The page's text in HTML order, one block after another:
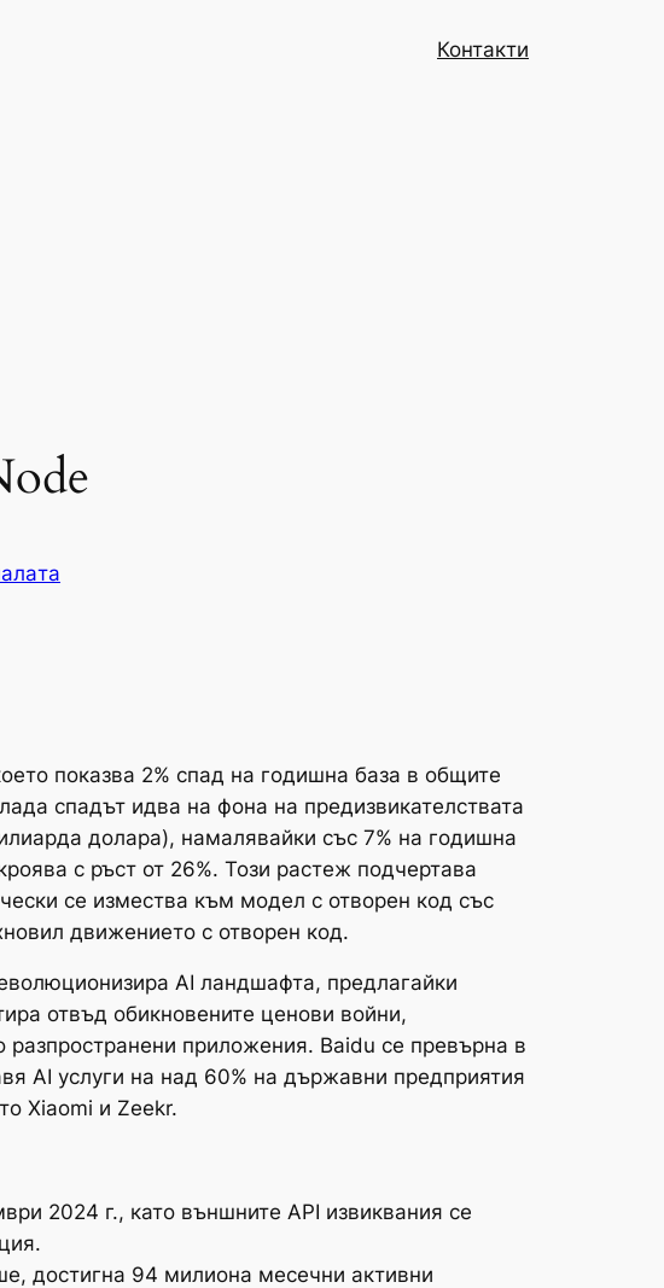
Контакти
показва 2% спад на годишна база в общите
спадът идва на фона на предизвикателствата
долара), намалявайки със 7% на годишна
с ръст от 26%. Този растеж подчертава
се измества към модел с отворен код със
движението с отворен код.
AI ландшафта, предлагайки
отвъд обикновените ценови войни,
приложения. Baidu се превърна в
AI услуги на над 60% на държавни предприятия
Xiaomi и Zeekr.
2024 г., като външните API извиквания се
достигна 94 милиона месечни активни